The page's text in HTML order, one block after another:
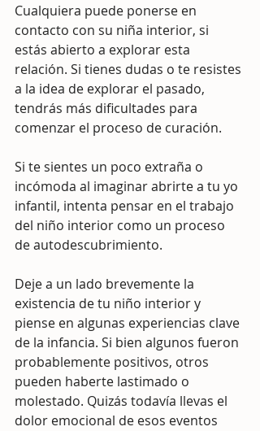
Cualquiera puede ponerse en
contacto con su niña interior, si
estás abierto a explorar esta
relación. Si tienes dudas o te resistes
a la idea de explorar el pasado,
tendrás más dificultades para
comenzar el proceso de curación.
Si te sientes un poco extraña o
incómoda al imaginar abrirte a tu yo
infantil, intenta pensar en el trabajo
del niño interior como un proceso
de autodescubrimiento.
Deje a un lado brevemente la
existencia de tu niño interior y
piense en algunas experiencias clave
de la infancia. Si bien algunos fueron
probablemente positivos, otros
pueden haberte lastimado o
molestado. Quizás todavía llevas el
dolor emocional de esos eventos